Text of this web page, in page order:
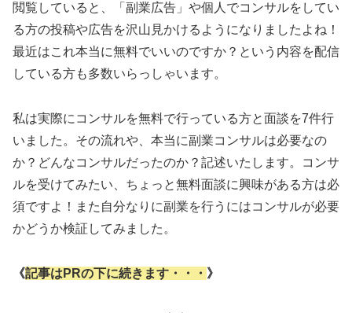
閲覧していると、「副業広告」や個人でコンサルをしてい
る方の投稿や広告を沢山見かけるようになりましたよね！
最近はこれ本当に無料でいいのですか？という内容を配信
している方も多数いらっしゃいます。
私は実際にコンサルを無料で行っている方と面談を7件行
いました。その流れや、本当に副業コンサルは必要なの
か？どんなコンサルだったのか？記述いたします。コンサ
ルを受けてみたい、ちょっと無料面談に興味がある方は必
須ですよ！また自分なりに副業を行うにはコンサルが必要
かどうか検証してみました。
《記事はPRの下に続きます・・・ 》